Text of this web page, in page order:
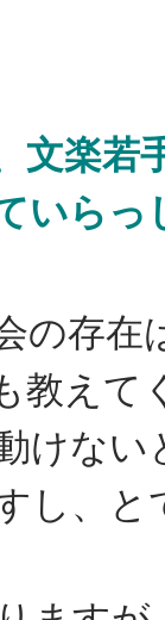
文楽若
いらっ
の存在
教えて
けない
し、と